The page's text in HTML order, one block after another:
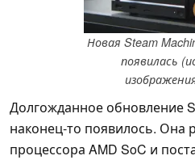
Новая Steam
появилась
Долгожданное обновление
наконец-то появилось. Она
процессора AMD SoC и